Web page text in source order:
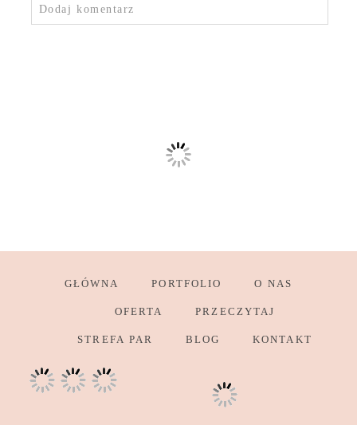
Dodaj komentarz
GŁÓWNA PORTFOLIO O NAS
OFERTA PRZECZYTAJ
STREFA PAR BLOG KONTAKT